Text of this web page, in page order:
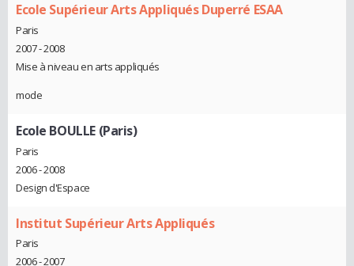
Ecole Supérieur Arts Appliqués Duperré ESAA
Paris
2007 - 2008
Mise à niveau en arts appliqués
mode
Ecole BOULLE (Paris)
Paris
2006 - 2008
Design d'Espace
Institut Supérieur Arts Appliqués
Paris
2006 - 2007